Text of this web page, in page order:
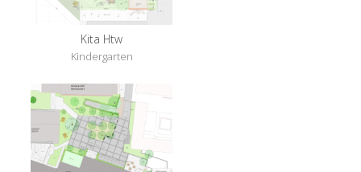
Kita Htw
Kindergarten